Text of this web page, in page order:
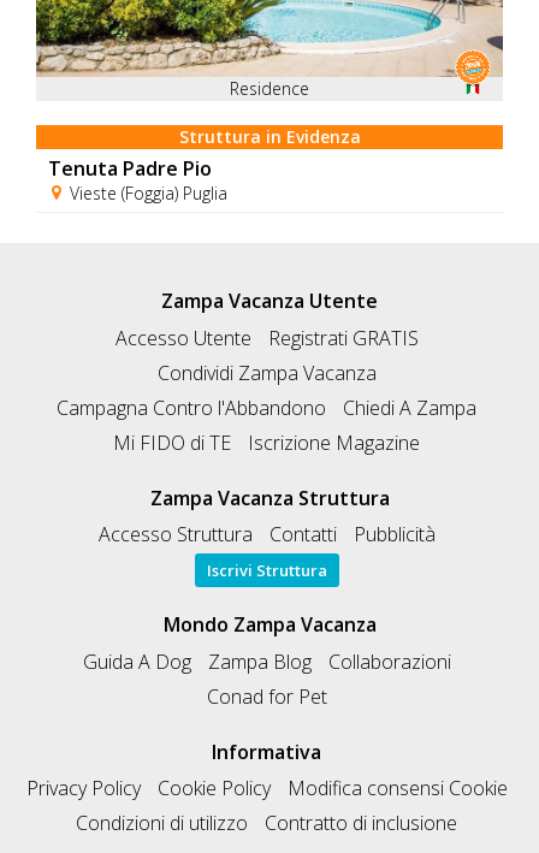
Residence
Struttura in Evidenza
Tenuta Padre Pio
Vieste (Foggia) Puglia
Zampa Vacanza Utente
Accesso Utente
Registrati GRATIS
Condividi Zampa Vacanza
Campagna Contro l'Abbandono
Chiedi A Zampa
Mi FIDO di TE
Iscrizione Magazine
Zampa Vacanza Struttura
Accesso Struttura
Contatti Pubblicità
Iscrivi Struttura
Mondo Zampa Vacanza
Guida A Dog
Zampa Blog
Collaborazioni
Conad for Pet
Informativa
Privacy Policy
Cookie Policy
Modifica consensi Cookie
Condizioni di utilizzo
Contratto di inclusione